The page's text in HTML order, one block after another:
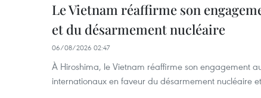
Le Vietnam réaffirme son
et du désarmement nucléaire
06/08/2026 02:47
À Hiroshima, le Vietnam réaffirme son engagement
internationaux en faveur du désarmement nucléaire